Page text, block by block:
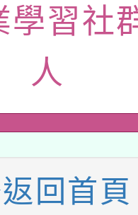
辦理「
位及節水達
日(星期六
祈福系列
地景藝術
度第2次
告(無人
行動站研
年度閱讀
業研習
工智慧
學習社
人
返回首頁